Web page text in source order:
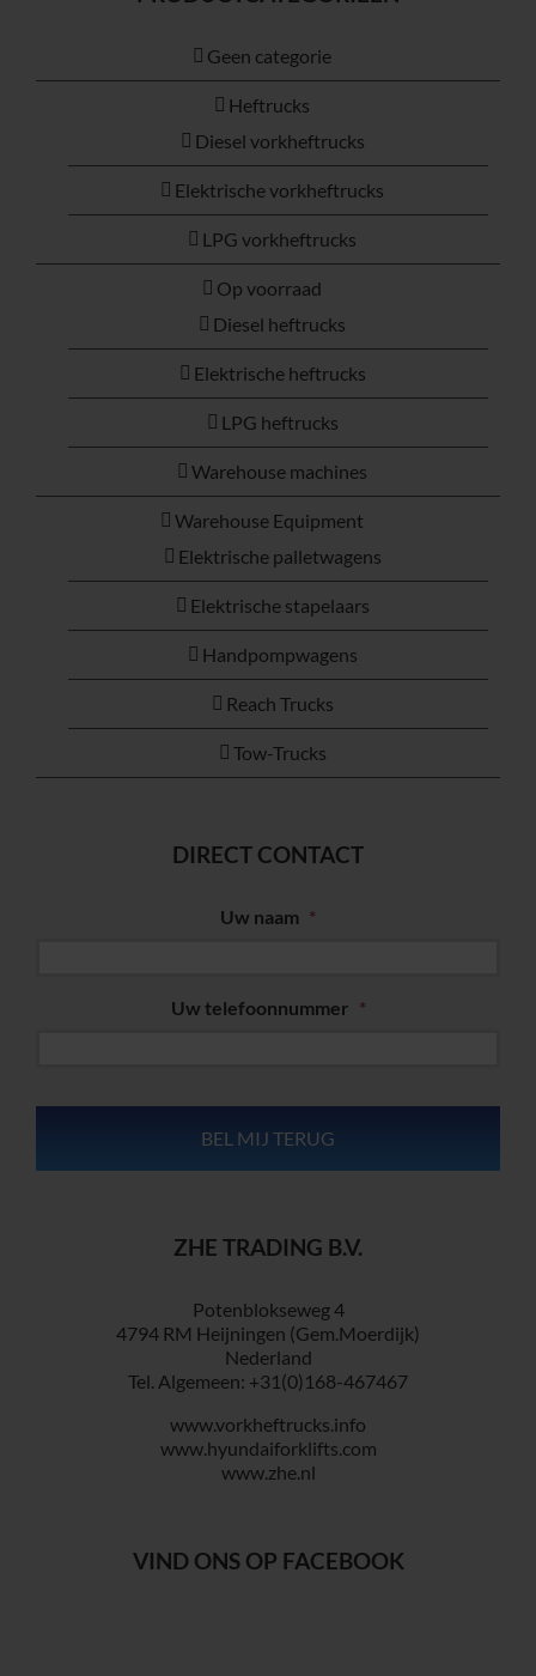
Geen categorie
Heftrucks
Diesel vorkheftrucks
Elektrische vorkheftrucks
LPG vorkheftrucks
Op voorraad
Diesel heftrucks
Elektrische heftrucks
LPG heftrucks
Warehouse machines
Warehouse Equipment
Elektrische palletwagens
Elektrische stapelaars
Handpompwagens
Reach Trucks
Tow-Trucks
DIRECT CONTACT
Uw naam *
Uw telefoonnummer *
ZHE TRADING B.V.
Potenblokseweg 4
4794 RM Heijningen (Gem.Moerdijk)
Nederland
Tel. Algemeen: +31(0)168-467467
www.vorkheftrucks.info
www.hyundaiforklifts.com
www.zhe.nl
VIND ONS OP FACEBOOK